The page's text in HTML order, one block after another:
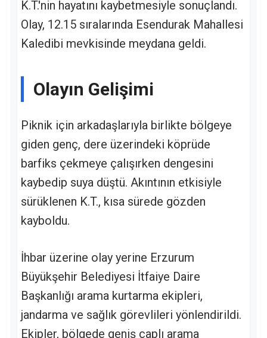
K.T.'nin hayatını kaybetmesiyle sonuçlandı.
Olay, 12.15 sıralarında Esendurak Mahallesi
Kaledibi mevkisinde meydana geldi.
Olayın Gelişimi
Piknik için arkadaşlarıyla birlikte bölgeye
giden genç, dere üzerindeki köprüde
barfiks çekmeye çalışırken dengesini
kaybedip suya düştü. Akıntının etkisiyle
sürüklenen K.T., kısa sürede gözden
kayboldu.
İhbar üzerine olay yerine Erzurum
Büyükşehir Belediyesi İtfaiye Daire
Başkanlığı arama kurtarma ekipleri,
jandarma ve sağlık görevlileri yönlendirildi.
Ekipler, bölgede geniş çaplı arama